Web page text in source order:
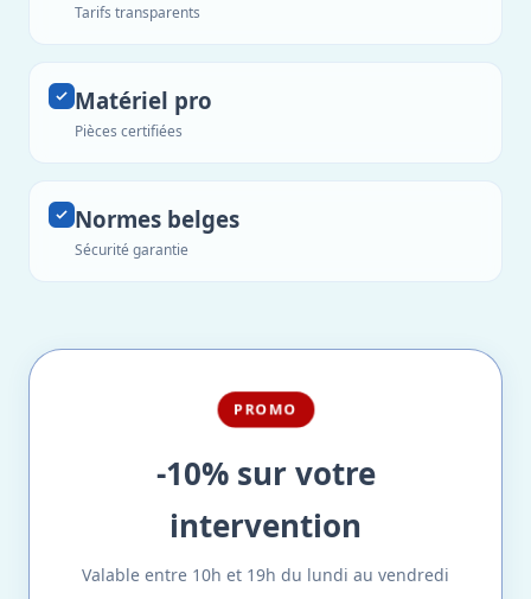
Tarifs transparents
Matériel pro
Pièces certifiées
Normes belges
Sécurité garantie
PROMO
-10% sur votre
intervention
Valable entre 10h et 19h du lundi au vendredi